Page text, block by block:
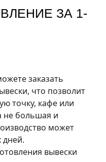
ЗА 1-
заказать
что позволит
точку, кафе или
не большая и
может
дней.
вывески